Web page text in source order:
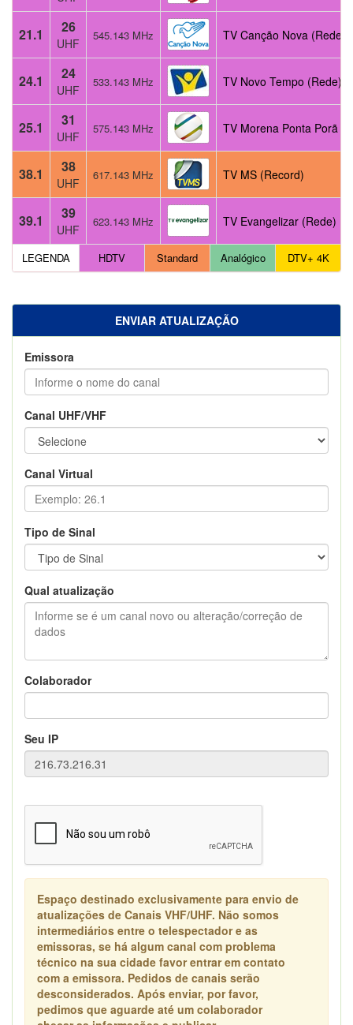
21.1 26
UHF
545.143 MHz TV Canção Nova (Rede)
24.1 24
UHF
533.143 MHz TV Novo Tempo (Rede)
25.1 31
UHF
575.143 MHz TV Morena Ponta Porã
38.1 38
UHF
617.143 MHz TV MS (Record)
39.1 39
UHF
623.143 MHz TV Evangelizar (Rede)
LEGENDA HDTV Standard Analógico DTV+ 4K
ENVIAR ATUALIZAÇÃO
Emissora
Canal UHF/VHF
Canal Virtual
Tipo de Sinal
Qual atualização
Colaborador
Seu IP
Espaço destinado exclusivamente para envio de
atualizações de Canais VHF/UHF. Não somos
intermediários entre o telespectador e as
emissoras, se há algum canal com problema
técnico na sua cidade favor entrar em contato
com a emissora. Pedidos de canais serão
desconsiderados. Após enviar, por favor,
pedimos que aguarde até um colaborador